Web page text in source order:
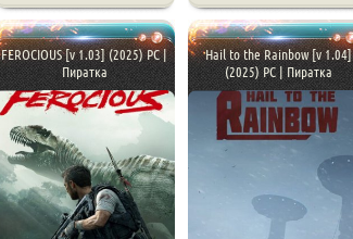
FEROCIOUS [v 1.03] (2025) PC |
Пиратка
Hail to the Rainbow [v 1.04]
(2025) PC | Пиратка